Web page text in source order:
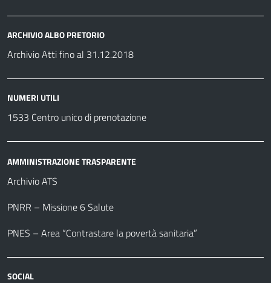
ARCHIVIO ALBO PRETORIO
Archivio Atti fino al 31.12.2018
NUMERI UTILI
1533 Centro unico di prenotazione
AMMINISTRAZIONE TRASPARENTE
Archivio ATS
PNRR – Missione 6 Salute
PNES – Area “Contrastare la povertà sanitaria”
SOCIAL